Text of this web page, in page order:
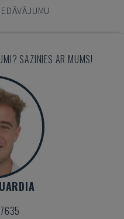
SAZINIES AR MUMS!